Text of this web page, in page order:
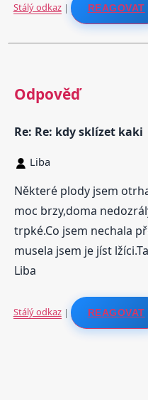
Stálý odkaz| REAGOVAT
Odpověď
Re: Re: kdy sklízet kaki
Liba
Některé plody jsem
moc brzy,doma
trpké.Co jsem nechala
musela jsem je jíst
Liba
Stálý odkaz| REAGOVAT